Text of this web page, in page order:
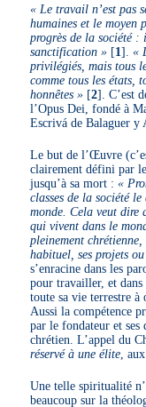
« Le travail n’est pas
humaines et le moyen
progrès de la société :
sanctification » [1] .«
privilégiés, mais tous
comme tous les états,
honnêtes » [2] .
l’Opus Dei, fondé à
Escrivá de Balaguer y
Le but de l’Œuvre
clairement défini par
jusqu’à sa mort :«
classes de la société
monde. Cela veut dire
qui vivent dans le
pleinement
habituel, ses projets ou
s’enracine dans les
pour travailler, et dans
toute sa vie terrestre
Aussi la compétence
par le fondateur et ses
chrétien. L’appel du
réservé à une élite ,
Une telle spiritualité
beaucoup sur la